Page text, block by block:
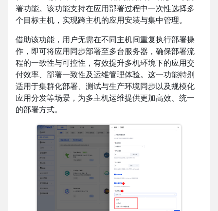
署功能。该功能支持在应用部署过程中一次性选择多
个目标主机，实现跨主机的应用安装与集中管理。
借助该功能，用户无需在不同主机间重复执行部署操
作，即可将应用同步部署至多台服务器，确保部署流
程的一致性与可控性，有效提升多机环境下的应用交
付效率、部署一致性及运维管理体验。这一功能特别
适用于集群化部署、测试与生产环境同步以及规模化
应用分发等场景，为多主机运维提供更加高效、统一
的部署方式。